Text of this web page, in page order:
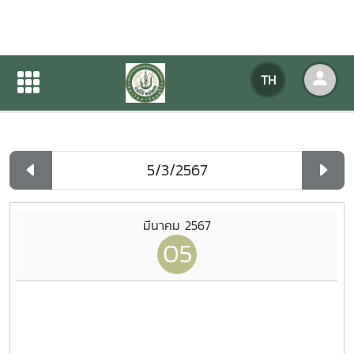
TH
ปฏิทินกิจกรรมของหน่วยงาน
ปฏิทินกิจกรรมของหน่วยงาน
มีนาคม 2567
05